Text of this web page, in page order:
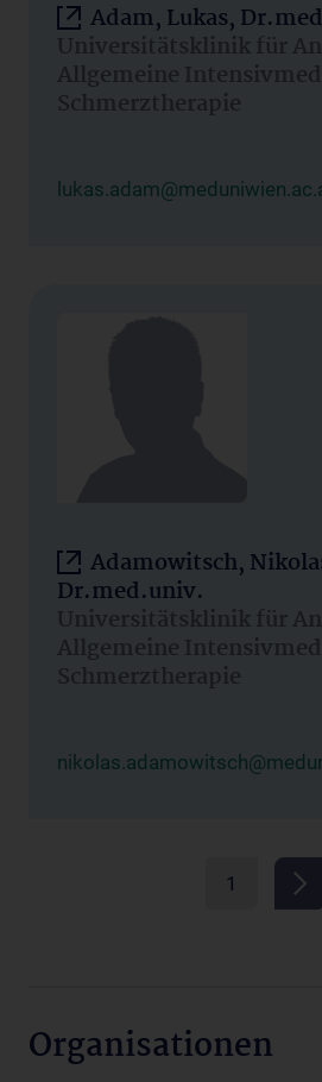
Adam, Lukas,
Universitätsklinik für
Allgemeine
Schmerztherapie
Adamowitsch,
Dr.med.univ.
Universitätsklinik für
Allgemeine
Schmerztherapie
1
Organisationen